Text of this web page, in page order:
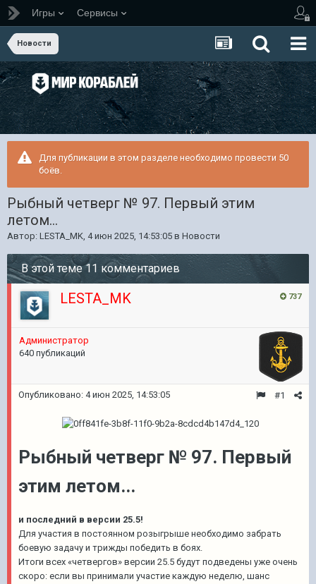
Игры Сервисы
Новости
Для публикации в этом разделе необходимо провести 50
боёв.
Рыбный четверг № 97. Первый этим
летом...
Автор: LESTA_MK, 4 июн 2025, 14:53:05 в Новости
В этой теме 11 комментариев
737
LESTA_MK
Администратор
640 публикаций
#1
Опубликовано: 4 июн 2025, 14:53:05
Рыбный четверг № 97. Первый
этим летом...
и последний в версии 25.5!
Для участия в постоянном розыгрыше необходимо забрать
боевую задачу и трижды победить в боях.
Итоги всех «четвергов» версии 25.5 будут подведены уже очень
скоро: если вы принимали участие каждую неделю, шанс